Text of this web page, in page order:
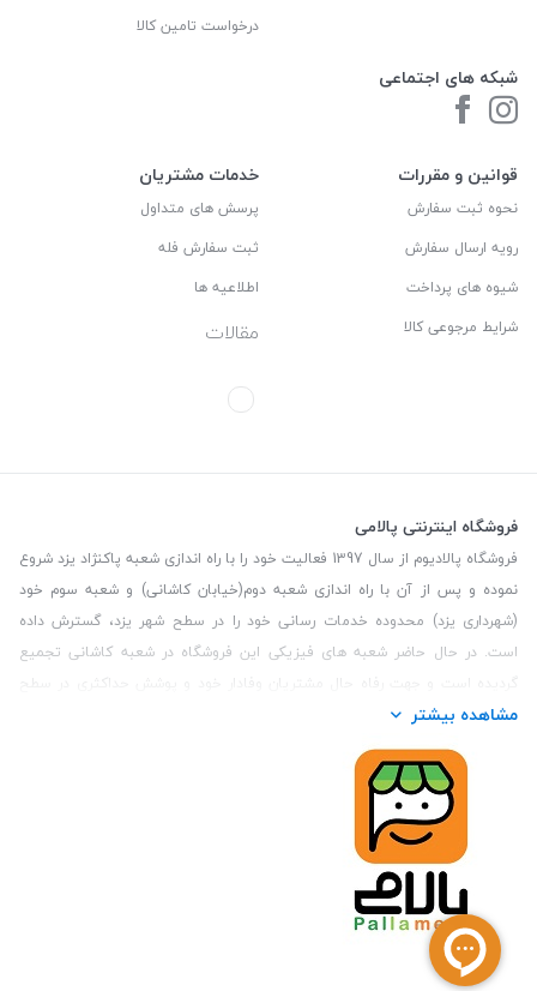
شبکه های اجتماعی
درخواست تامین کالا
قوانین و مقررات
نحوه ثبت سفارش
رویه ارسال سفارش
شیوه های پرداخت
شرایط مرجوعی کالا
خدمات مشتریان
پرسش های متداول
ثبت سفارش فله
اطلاعیه ها
مقالات
فروشگاه اینترنتی پالامی
فروشگاه پالادیوم از سال 1397 فعالیت خود را با راه اندازی شعبه پاکنژاد یزد شروع
نموده و پس از آن با راه اندازی شعبه دوم(خیابان کاشانی) و شعبه سوم خود
(شهرداری یزد) محدوده خدمات رسانی خود را در سطح شهر یزد، گسترش داده
است. در حال حاضر شعبه های فیزیکی این فروشگاه در شعبه کاشانی تجمیع
گردیده است و جهت رفاه حال مشتریان وفادار خود و پوشش حداکثری در سطح
استان یزد و همچنین مشتریان سطح کشور، فروشگاه اینترنتی پالامی را راه اندازی
نموده است. هدف فروشگاه اینترنتی پالامی فراهم نمودن یک خرید اینترنتی
مطمئن، با کالاهای متنوع، باکیفیت و دارای قیمت مناسب می باشد که مشتری
بتواند در مدت زمان کوتاه کالاهای خود را سفارش داده و در زمان مورد نظر خود
تحویل بگیرد و در صورت وجود عدم تطابق سفارش و کالای تحویل شده ضمانت
بازگشت کالا هم داشته باشد. سابقه درخشان در فروش حضوری و جذب مشتریان و
انعقاد قرارداد با ارگان های دولتی و خصوصی از افتخارات این مجموعه می باشد.
یکی از مهم‌ترین دغدغه‌های کاربران خرید اینترنتی، این است که کالای خریداری
شده در زمان مورد نظر آنها بدستشان برسد، لذا فروشگاه اینترنتی پالامی این
مشاهده بیشتر